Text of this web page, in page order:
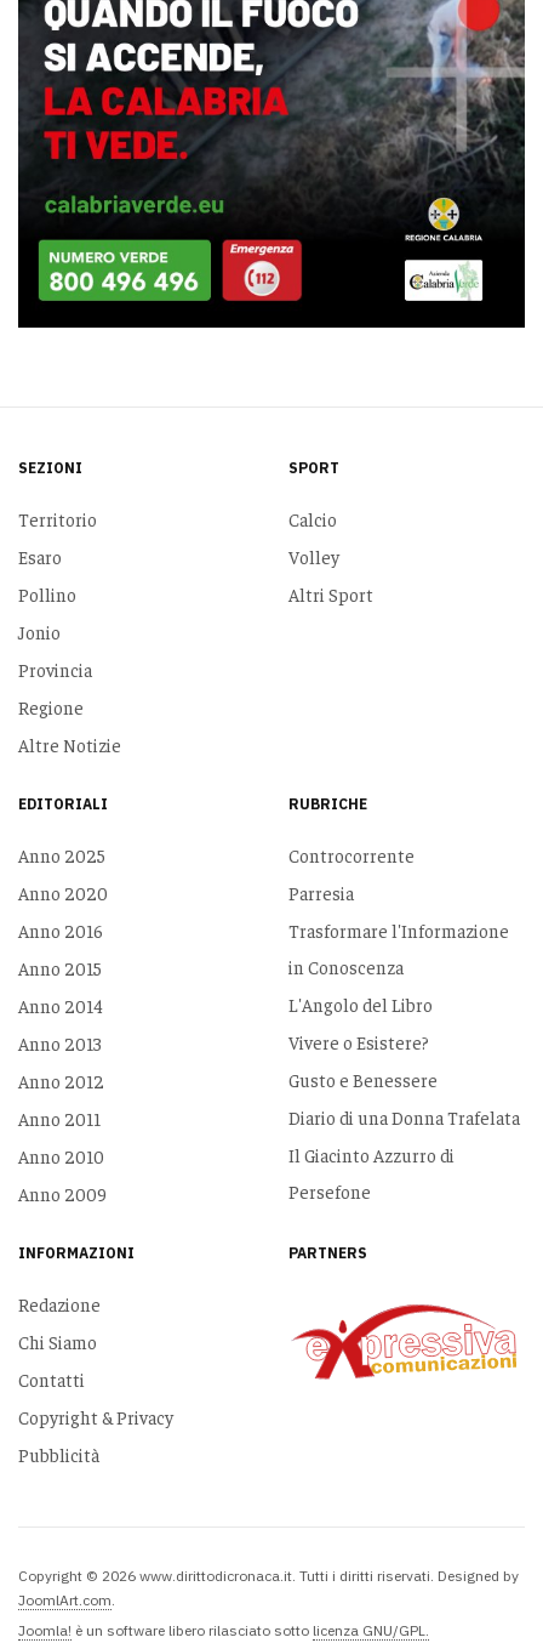
SEZIONI
Territorio
Esaro
Pollino
Jonio
Provincia
Regione
Altre Notizie
SPORT
Calcio
Volley
Altri Sport
EDITORIALI
Anno 2025
Anno 2020
Anno 2016
Anno 2015
Anno 2014
Anno 2013
Anno 2012
Anno 2011
Anno 2010
Anno 2009
RUBRICHE
Controcorrente
Parresia
Trasformare l'Informazione
in Conoscenza
L'Angolo del Libro
Vivere o Esistere?
Gusto e Benessere
Diario di una Donna Trafelata
Il Giacinto Azzurro di
Persefone
INFORMAZIONI
Redazione
Chi Siamo
Contatti
Copyright & Privacy
Pubblicità
PARTNERS
Copyright © 2026 www.dirittodicronaca.it. Tutti i diritti riservati. Designed by
JoomlArt.com
Joomla! è un software libero rilasciato sotto licenza GNU/GPL.